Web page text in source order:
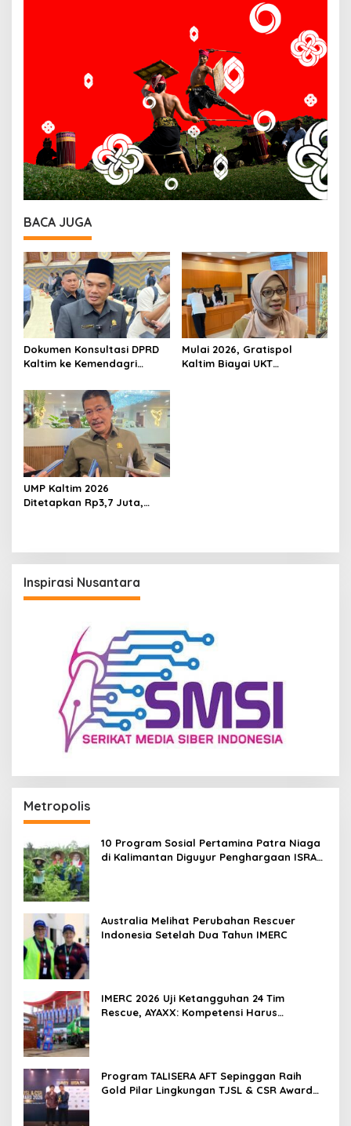
BACA JUGA
Dokumen Konsultasi DPRD
Kaltim ke Kemendagri
Belum Final
Mulai 2026, Gratispol
Kaltim Biayai UKT
UMP Kaltim 2026
Ditetapkan Rp3,7 Juta,
Inspirasi Nusantara
Metropolis
10 Program Sosial Pertamina Patra Niaga
di Kalimantan Diguyur Penghargaan ISRA
Australia Melihat Perubahan Rescuer
Indonesia Setelah Dua Tahun IMERC
IMERC 2026 Uji Ketangguhan 24 Tim
Rescue, AYAXX: Kompetensi Harus
Program TALISERA AFT Sepinggan Raih
Gold Pilar Lingkungan TJSL & CSR Award